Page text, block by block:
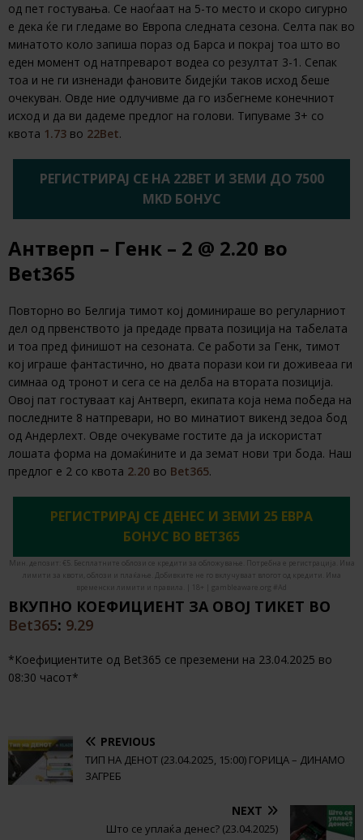
од пет гостувања. Се наоѓаат на 5-то место и скоро сигурно
е дека ќе ги гледаме во Европа следната сезона. Селта пак во
минатото коло запиша пораз од Барса и покрај тоа што во
еден момент од натпреварот водеа со резултат 3-1. Сепак
тоа и не ги изненади фановите бидејќи таков исход беше
очекуван. Овде ние одлучивме да го избегнеме конечниот
исход и да ви дадеме предлог на голови. Типуваме 3+ со
квота 1.73 во 22Bet.
РЕГИСТРИРАЈ СЕ НА 22BET И ЗЕМИ ДО 7500
MKD БОНУС
Антверп – Генк – 2 @ 2.20 во
Bet365
Повторно во Белгија тимот кој доминираше во регуларниот
дел од првенството ја предаде првата позиција на табелата
и тоа пред финишот на сезоната. Се работи за Генк, тимот
кој играше фантастично, но двата порази кои ги доживеаа ги
симнаа од тронот и сега се на делба на втората позиција.
Овој пат гостуваат кај Антверп, екипата која нема победа на
последните 8 натпревари, но во минатиот викенд зедоа бод
од Андерлехт. Овде очекуваме гостите да ја искористат
лошата форма на домаќините и да земат нови три бода. Наш
предлог е 2 со квота 2.20 во Bet365.
РЕГИСТРИРАЈ СЕ ДЕНЕС И ЗЕМИ 25 ЕВРА
БОНУС ВО BET365
Мин. депозит: €5. Бесплатните облози се кредити за обложување. Потребна е регистрација. Има
лимити за квоти, облози и плаќање. Добивките не го вклучуваат влогот од кредити. Има
временски лимити и правила. | 18+ | gambleaware.org #Ad
ВКУПНО КОЕФИЦИЕНТ ЗА ОВОЈ ТИКЕТ ВO
Bet365: 9.29
*Коефициентите од Bet365 се преземени на 23.04.2025 во
08:30 часот*
PREVIOUS
ТИП НА ДЕНОТ (23.04.2025, 15:00) ГОРИЦА – ДИНАМО
ЗАГРЕБ
NEXT
Што се уплаќа денес? (23.04.2025)